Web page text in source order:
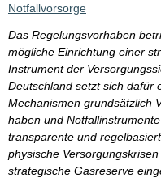
Notfallvorsorge
Das Regelungsvorhaben
mögliche Einrichtung einer
Instrument der
Deutschland setzt sich dafür
Mechanismen grundsätzlich
haben und
transparente und
physische
strategische Gasreserve